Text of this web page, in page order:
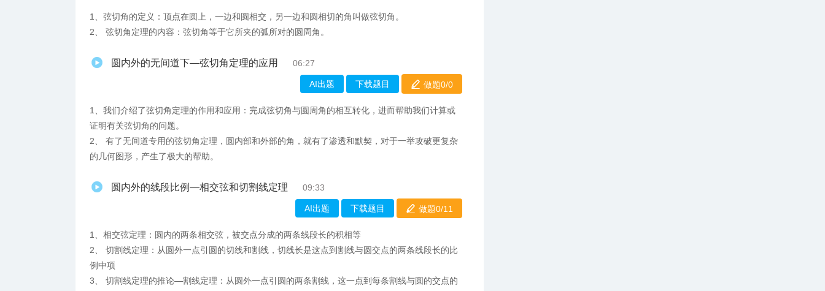
1、弦切角的定义：顶点在圆上，一边和圆相交，另一边和圆相切的角叫做弦切角。
2、 弦切角定理的内容：弦切角等于它所夹的弧所对的圆周角。
圆内外的无间道下—弦切角定理的应用 06:27
AI出题 下载题目 做题0/0
1、我们介绍了弦切角定理的作用和应用：完成弦切角与圆周角的相互转化，进而帮助我们计算或
证明有关弦切角的问题。
2、 有了无间道专用的弦切角定理，圆内部和外部的角，就有了渗透和默契，对于一举攻破更复杂
的几何图形，产生了极大的帮助。
圆内外的线段比例—相交弦和切割线定理 09:33
AI出题 下载题目 做题0/11
1、相交弦定理：圆内的两条相交弦，被交点分成的两条线段长的积相等
2、 切割线定理：从圆外一点引圆的切线和割线，切线长是这点到割线与圆交点的两条线段长的比
例中项
3、 切割线定理的推论—割线定理：从圆外一点引圆的两条割线，这一点到每条割线与圆的交点的